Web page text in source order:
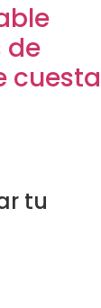
de
cuesta
tu